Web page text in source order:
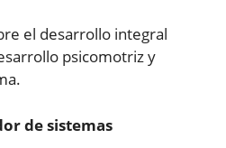
el desarrollo integral
psicomotriz y
de sistemas